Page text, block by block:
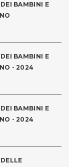
BAMBINI E
BAMBINI E
- 2024
BAMBINI E
- 2024